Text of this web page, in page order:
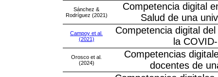
Sánchez &
Rodríguez (2021)
Competencia digital
Salud de una
Campoy et al.
(2021)
Competencia digital
la
Orosco et al.
(2024)
Competencias
docentes de